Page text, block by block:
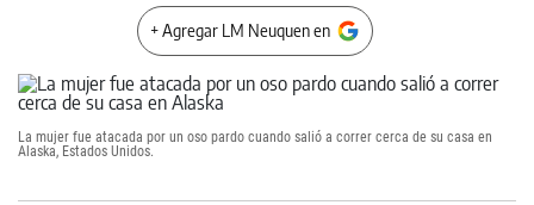
+ Agregar LM Neuquen en
La mujer fue atacada por un oso pardo cuando salió a correr cerca de su casa en
Alaska, Estados Unidos.